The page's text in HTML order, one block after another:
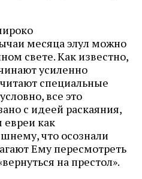
месяца элул можно
свете. Как известно,
усиленно
специальные
все это
с идеей раскаяния,
как
что осознали
Ему пересмотреть
на престол».